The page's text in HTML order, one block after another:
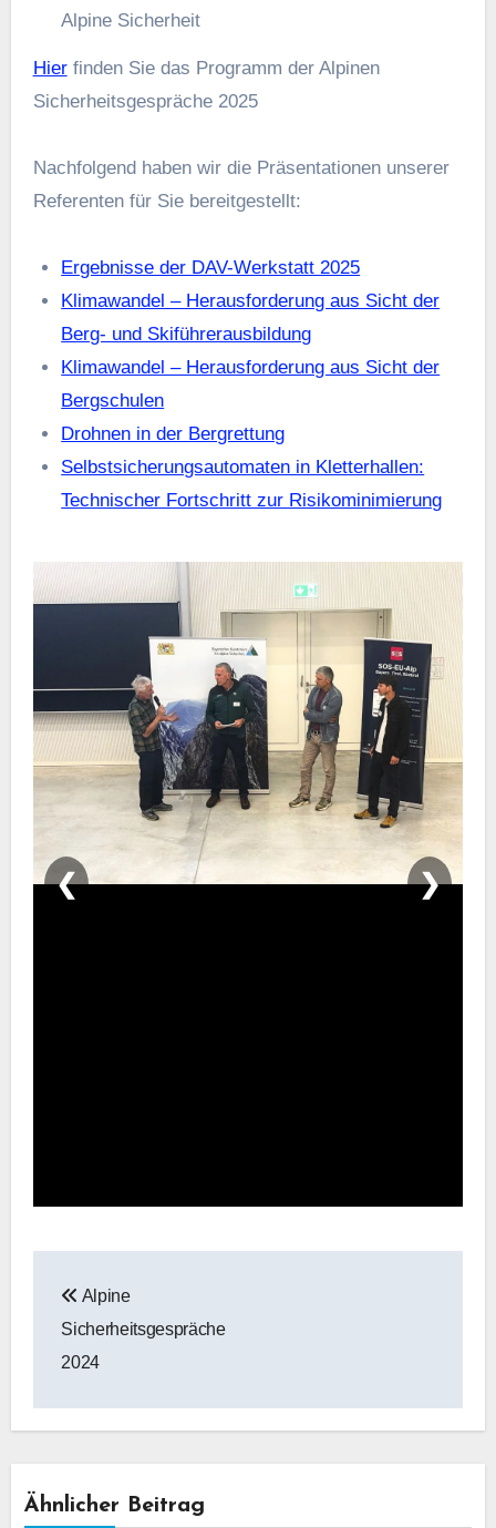
Alpine Sicherheit
Hierfinden Sie das Programm der Alpinen
Sicherheitsgespräche 2025
Nachfolgend haben wir die Präsentationen unserer
Referenten für Sie bereitgestellt:
Ergebnisse der DAV-Werkstatt 2025
Klimawandel – Herausforderung aus Sicht der
Berg- und Skiführerausbildung
Klimawandel – Herausforderung aus Sicht der
Bergschulen
Drohnen in der Bergrettung
Selbstsicherungsautomaten in Kletterhallen:
Technischer Fortschritt zur Risikominimierung
❮ ❯
Alpine
Sicherheitsgespräche
2024
Ähnlicher Beitrag